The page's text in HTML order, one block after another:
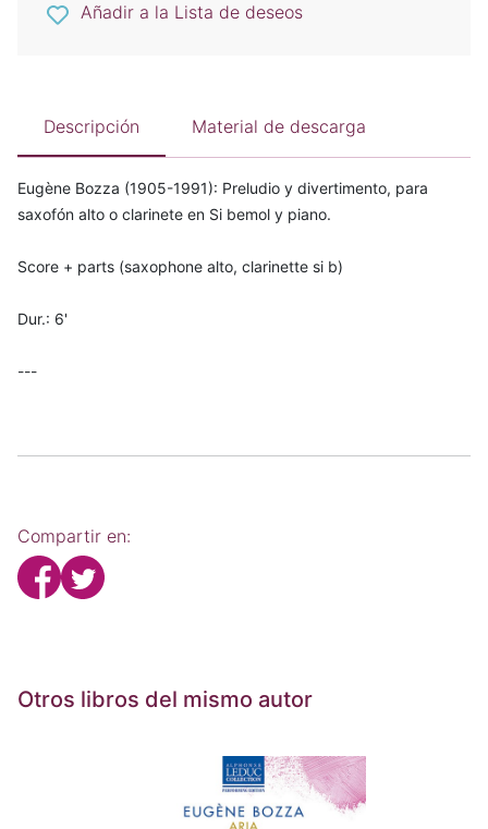
Añadir a la Lista de deseos
Descripción Material de descarga
Eugène Bozza (1905-1991): Preludio y divertimento, para
saxofón alto o clarinete en Si bemol y piano.
Score + parts (saxophone alto, clarinette si b)
Dur.: 6'
---
Compartir en:
Otros libros del mismo autor